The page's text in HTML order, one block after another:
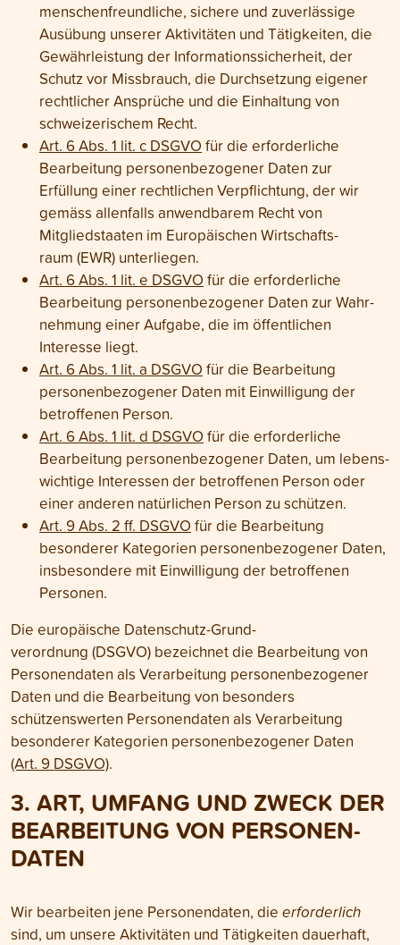
menschen­freundliche, sichere und zuverlässige
Ausübung unserer Aktivitäten und Tätig­keiten, die
Gewähr­leistung der Informations­sicherheit, der
Schutz vor Miss­brauch, die Durch­setzung eigener
recht­licher Ansprüche und die Ein­haltung von
schweizerischem Recht.
Art. 6 Abs. 1 lit. c DSGVO für die erforderliche
Bearbeitung personen­bezogener Daten zur
Erfüllung einer recht­lichen Ver­pflichtung, der wir
gemäss allen­falls anwendbarem Recht von
Mitgliedstaaten im Europäischen Wirtschafts­
raum (EWR) unterliegen.
Art. 6 Abs. 1 lit. e DSGVO für die erforderliche
Bearbeitung personen­bezogener Daten zur Wahr­
nehmung einer Aufgabe, die im öffent­lichen
Interesse liegt.
Art. 6 Abs. 1 lit. a DSGVO für die Bearbeitung
personen­bezogener Daten mit Ein­willigung der
betroffenen Person.
Art. 6 Abs. 1 lit. d DSGVO für die erforderliche
Bearbeitung personen­bezogener Daten, um lebens­
wichtige Interessen der betroffenen Person oder
einer anderen natürlichen Person zu schützen.
Art. 9 Abs. 2 ff. DSGVO für die Bear­beitung
besonderer Kate­gorien personen­bezogener Daten,
ins­besondere mit Ein­willigung der betroffenen
Personen.
Die europäische Daten­schutz-Grund­
verordnung (DSGVO) bezeichnet die Bearbeitung von
Personen­daten als Verarbeitung personen­bezogener
Daten und die Bearbeitung von besonders
schützenswerten Personen­daten als Verarbeitung
besonderer Kategorien personen­bezogener Daten
(Art. 9 DSGVO).
3. ART, UMFANG UND ZWECK DER
BEARBEITUNG VON PERSONEN­
DATEN
Wir bearbeiten jene Personen­daten, die erforderlich
sind, um unsere Aktivitäten und Tätig­keiten dauerhaft,